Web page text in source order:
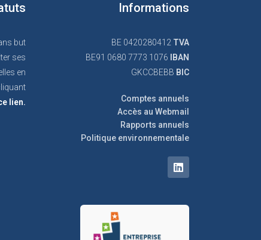
but
ses
en
lien.
Informations
BE 0420280412 TVA
BE91 0680 7773 1076
IBAN
GKCCBEBB BIC
Comptes annuels
Accès au Webmail
Rapports annuels
Politique environnementale